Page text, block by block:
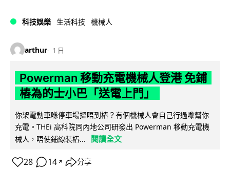
科技娛樂 生活科技 機械人
arthur 1 日
Powerman 移動充電機械人登港 免鋪
樁為的士小巴「送電上門」
你架電動車喺停車場搵唔到樁？有個機械人會自己行過嚟幫你
充電。THEi 高科院同內地公司研發出 Powerman 移動充電機
械人，唔使鋪線裝樁...
閱讀全文
28 14 ↗ 分享